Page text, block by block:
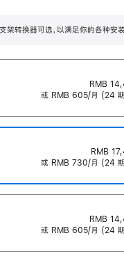
毫米的高度调节范围。
转换器可选，以满足你的各种安装
RMB
或 RMB 605/月 (24
RMB
或 RMB 730/月 (24
RMB
或 RMB 605/月 (24